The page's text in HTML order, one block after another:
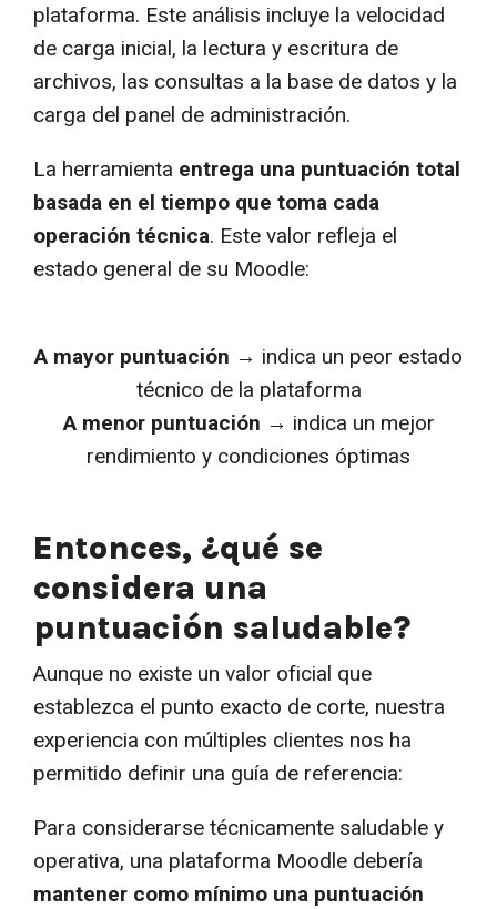
plataforma. Este análisis incluye la velocidad
de carga inicial, la lectura y escritura de
archivos, las consultas a la base de datos y la
carga del panel de administración.
La herramienta entrega una puntuación total
basada en el tiempo que toma cada
operación técnica. Este valor refleja el
estado general de su Moodle:
A mayor puntuación → indica un peor estado
técnico de la plataforma
A menor puntuación → indica un mejor
rendimiento y condiciones óptimas
Entonces, ¿qué se
considera una
puntuación saludable?
Aunque no existe un valor oficial que
establezca el punto exacto de corte, nuestra
experiencia con múltiples clientes nos ha
permitido definir una guía de referencia:
Para considerarse técnicamente saludable y
operativa, una plataforma Moodle debería
mantener como mínimo una puntuación